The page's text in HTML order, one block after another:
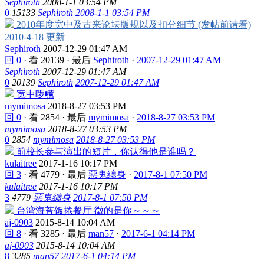
0 15133 Sephiroth 2008-1-1 03:54 PM
2010年度宽中及古来论坛版规以及扣分细节 (发帖前请看)
2010-4-18 更新
Sephiroth 2007-12-29 01:47 AM
回 0 · 看 20139 · 最后 Sephiroth · 2007-12-29 01:47 AM
Sephiroth 2007-12-29 01:47 AM
0 20139 Sephiroth 2007-12-29 01:47 AM
宽中啰㘃
mymimosa 2018-8-27 03:53 PM
回 0 · 看 2854 · 最后 mymimosa · 2018-8-27 03:53 PM
mymimosa 2018-8-27 03:53 PM
0 2854 mymimosa 2018-8-27 03:53 PM
前校长参与演出的短片，你认得他是谁吗？
kulaitree 2017-1-16 10:17 PM
回 3 · 看 4779 · 最后 惡鬼纏身 · 2017-8-1 07:50 PM
kulaitree 2017-1-16 10:17 PM
3 4779 惡鬼纏身 2017-8-1 07:50 PM
台湾海苔饭捲餐厅 徵的是你～～～
aj-0903 2015-8-14 10:04 AM
回 8 · 看 3285 · 最后 man57 · 2017-6-1 04:14 PM
aj-0903 2015-8-14 10:04 AM
8 3285 man57 2017-6-1 04:14 PM